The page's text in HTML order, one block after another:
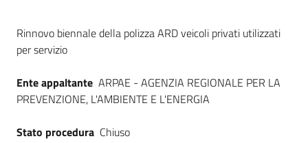
English
Seguici
Dati del bando
Rinnovo biennale della polizza ARD veicoli privati utilizzati
per servizio
Ente appaltante ARPAE - AGENZIA REGIONALE PER LA
PREVENZIONE, L'AMBIENTE E L'ENERGIA
Stato procedura Chiuso